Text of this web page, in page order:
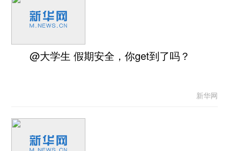
@大学生 假期安全，你get到了吗？
新华网